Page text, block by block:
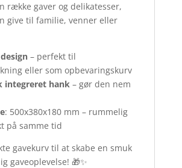
række gaver og delikatesser,
give til familie, venner eller
– perfekt til
eller som opbevaringskurv
integreret hank– gør den nem
: 500x380x180 mm – rummelig
på samme tid
gavekurv til at skabe en smuk
gaveoplevelse! 🎁✨